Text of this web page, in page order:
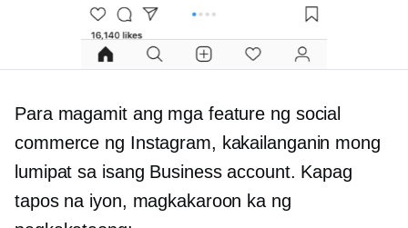
Para magamit ang mga feature ng social
commerce ng Instagram, kakailanganin mong
lumipat sa isang Business account. Kapag
tapos na iyon, magkakaroon ka ng